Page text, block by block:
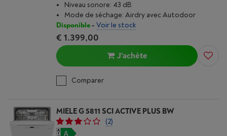
Niveau sonore: 43 dB
Mode de séchage: Airdry avec Autodoor
Disponible- Voir le stock
€ 1.399,00
J'achète
Comparer
MIELE G 5811 SCI ACTIVE PLUS BW
(2)